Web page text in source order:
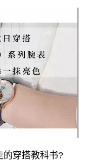
的穿搭教科书?